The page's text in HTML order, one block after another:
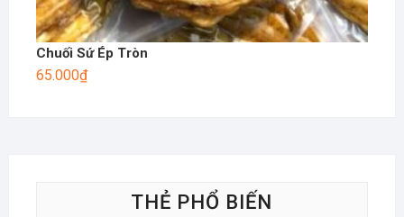
Chuối Sứ Ép Tròn
65.000₫
THẺ PHỔ BIẾN